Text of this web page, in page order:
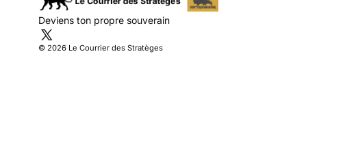
Deviens ton propre souverain
© 2026 Le Courrier des Stratèges